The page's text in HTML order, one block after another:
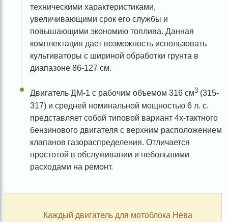
техническими характеристиками,
увеличивающими срок его службы и
повышающими экономию топлива. Данная
комплектация дает возможность использовать
культиваторы с шириной обработки грунта в
диапазоне 86-127 см.
Двигатель ДМ-1 с рабочим объемом 316 см3 (315-
317) и средней номинальной мощностью 6 л. с.
представляет собой типовой вариант 4х-тактного
бензинового двигателя с верхним расположением
клапанов газораспределения. Отличается
простотой в обслуживании и небольшими
расходами на ремонт.
Каждый двигатель для мотоблока Нева